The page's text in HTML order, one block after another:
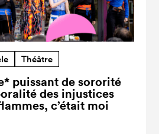
Théâtre
puissant de sororité
des injustices
c’était moi